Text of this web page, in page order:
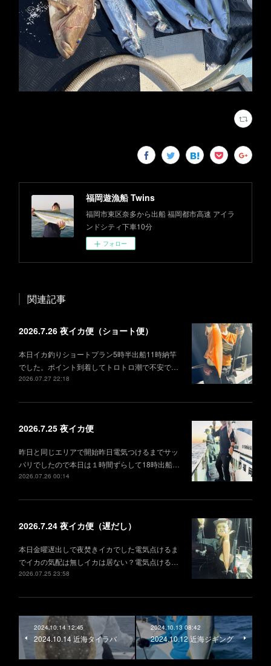
福岡遊漁船 Twins
福岡市東区奈多から出船 福岡都市高速 アイラ
ンドシティ下車10分
フォロー
関連記事
2026.7.26 夜イカ便（ショート便）
本日イカ釣りショートプラン5時半出船11時納竿
でした。ポイント到着してトロトロ潮で不安で…
2026.07.27 22:18
2026.7.25 夜イカ便
昨日と同じエリアで開始昨日電気つけるまでサッ
パリでしたので本日は１時間ずらして18時出船…
2026.07.26 00:14
2026.7.24 夜イカ便（遅だし）
本日金曜遅出しで夜焚きイカでした電気点けるま
でイカの気配は無しイカは居ない？電気点ける…
2026.07.25 23:58
2024.10.14 12:45
2024.10.14 近海タイラバ
2024.10.13 08:42
2024.10.12 近海ジギング